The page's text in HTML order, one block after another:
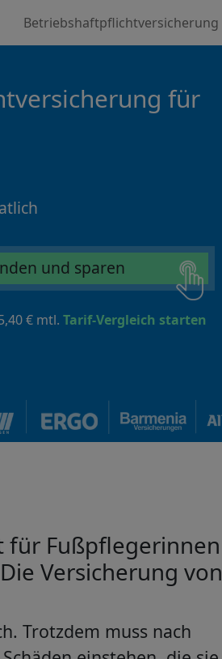
Betriebshaftpflichtversicherung
für
und sparen
€ mtl. Tarif-Vergleich starten
Fußpflegerinnen
Versicherung von
Trotzdem muss nach